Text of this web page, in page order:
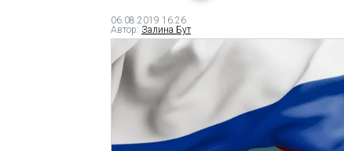
06.08.2019 16:26
Автор: Залина Бут